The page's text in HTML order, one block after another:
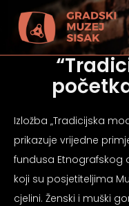
Izložba „Tradicijska
prikazuje vrijedne
fundusa Etnografskog
koji su posjetiteljima
cjelini. Ženski i muški